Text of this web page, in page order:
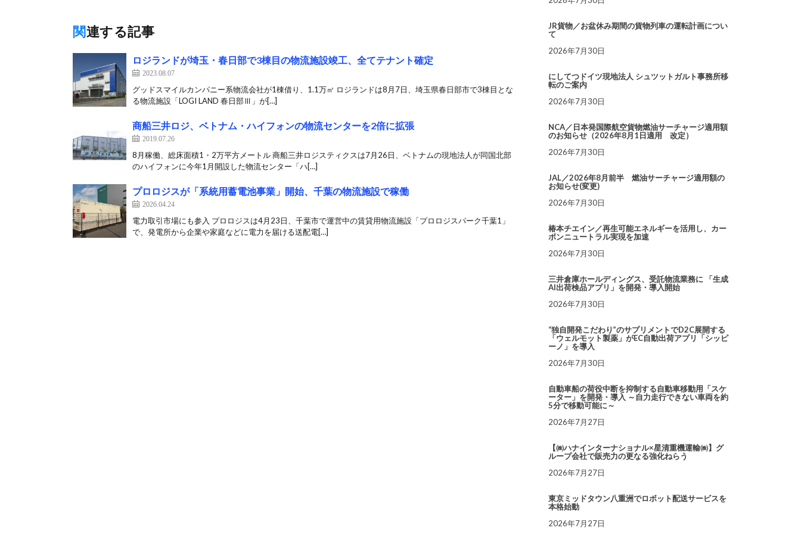
関連する記事
ロジランドが埼玉・春日部で3棟目の物流施設竣工、全てテナント確定
2023.08.07
グッドスマイルカンパニー系物流会社が1棟借り、1.1万㎡ ロジランドは8月7日、埼玉県春日部市で3棟目とな
る物流施設「LOGI LAND 春日部Ⅲ」が[…]
商船三井ロジ、ベトナム・ハイフォンの物流センターを2倍に拡張
2019.07.26
8月稼働、総床面積1・2万平方メートル 商船三井ロジスティクスは7月26日、ベトナムの現地法人が同国北部
のハイフォンに今年1月開設した物流センター「ハ[…]
プロロジスが「系統用蓄電池事業」開始、千葉の物流施設で稼働
2026.04.24
電力取引市場にも参入 プロロジスは4月23日、千葉市で運営中の賃貸用物流施設「プロロジスパーク千葉1」
で、発電所から企業や家庭などに電力を届ける送配電[…]
JR貨物／お盆休み期間の貨物列車の運転計画につい
て
2026年7月30日
にしてつドイツ現地法人 シュツットガルト事務所移
転のご案内
2026年7月30日
NCA／日本発国際航空貨物燃油サーチャージ適用額
のお知らせ（2026年8月1日適用 改定）
2026年7月30日
JAL／2026年8月前半 燃油サーチャージ適用額の
お知らせ(変更)
2026年7月30日
椿本チエイン／再生可能エネルギーを活用し、カー
ボンニュートラル実現を加速
2026年7月30日
三井倉庫ホールディングス、受託物流業務に 「生成
AI出荷検品アプリ」を開発・導入開始
2026年7月30日
“独自開発こだわり”のサプリメントでD2C展開する
「ウェルモット製薬」がEC自動出荷アプリ「シッピ
ーノ」を導入
2026年7月30日
自動車船の荷役中断を抑制する自動車移動用「スケ
ーター」を開発・導入 ～自力走行できない車両を約
5分で移動可能に～
2026年7月27日
【㈱ハナインターナショナル×星清重機運輸㈱】グ
ループ会社で販売力の更なる強化ねらう
2026年7月27日
東京ミッドタウン八重洲でロボット配送サービスを
本格始動
2026年7月27日